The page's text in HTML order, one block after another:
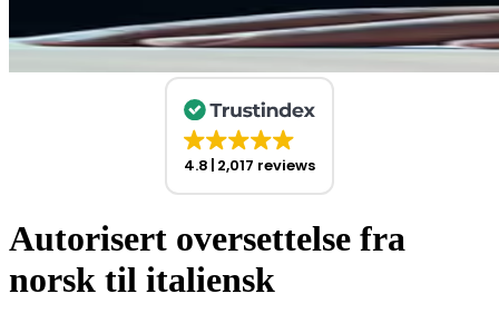
4.8 2,017 reviews
Autorisert oversettelse fra
norsk til italiensk